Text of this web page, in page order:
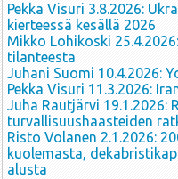
Pekka Visuri 3.8.2026:
kierteessä kesällä 2026
Mikko Lohikoski
tilanteesta
Juhani Suomi 10.4.2026:
Pekka Visuri 11.3.2026:
Juha Rautjärvi 19.1.2026:
turvallisuushaasteiden
Risto Volanen 2.1.2026:
kuolemasta,
alusta